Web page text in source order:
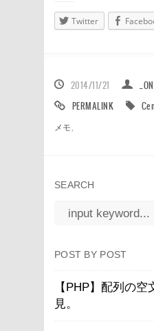
Twitter
2014/11/21
PERMALINK
メモ
SEARCH
POST BY POST
【PHP】配列の
見。